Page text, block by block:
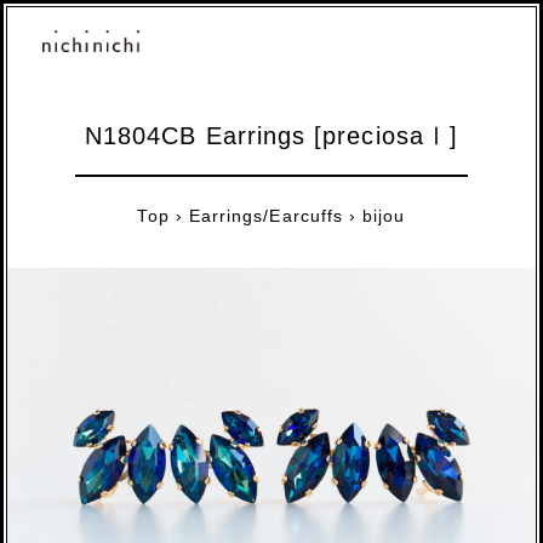
N1804CB Earrings [preciosaⅠ]
Top › Earrings/Earcuffs › bijou